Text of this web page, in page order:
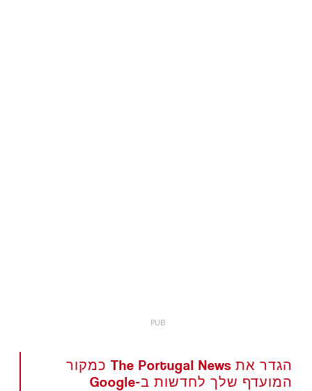
הגדר את The Portugal News כמקור
המועדף שלך לחדשות ב-Google